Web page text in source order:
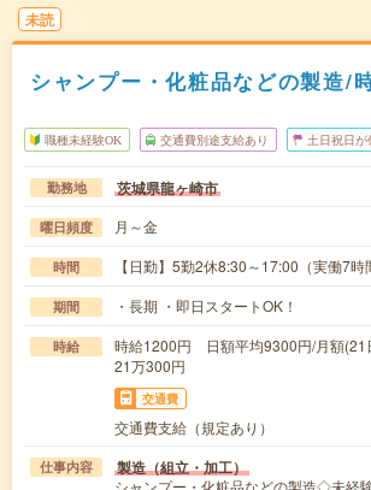
未読
シャンプー・化粧品などの製造/
職種未経験OK 交通費別途支給あり 土日祝日が
勤務地 茨城県龍ヶ崎市
曜日頻度 月～金
時間 【日勤】5勤2休8:30～17:00（実働7時
期間 ・長期 ・即日スタートOK！
時給
時給1200円 日額平均9300円/月額(21
21万300円
交通費
交通費支給（規定あり）
仕事内容 製造（組立・加工）
シャンプー・化粧品などの製造◇未経